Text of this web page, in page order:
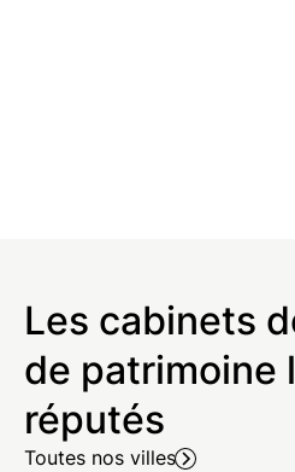
Les cabinets
de patrimoine
réputés
Toutes nos villes